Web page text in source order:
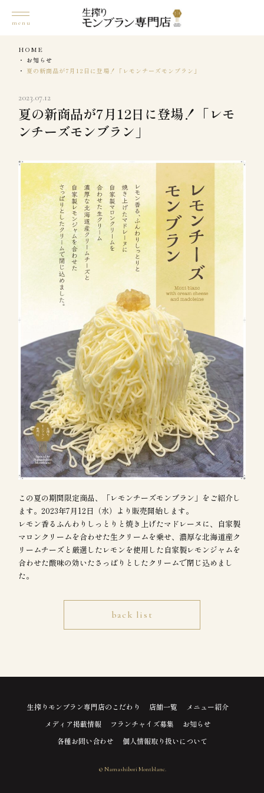
HOME
お知らせ
夏の新商品が7月12日に登場！「レモンチーズモンブラン」
2023.07.12
夏の新商品が7月12日に登場！「レモ
ンチーズモンブラン」
この夏の期間限定商品、「レモンチーズモンブラン」をご紹介し
ます。2023年7月12日（水）より販売開始します。
レモン香るふんわりしっとりと焼き上げたマドレーヌに、自家製
マロンクリームを合わせた生クリームを乗せ、濃厚な北海道産ク
リームチーズと厳選したレモンを使用した自家製レモンジャムを
合わせた酸味の効いたさっぱりとしたクリームで閉じ込めまし
た。
back list
生搾りモンブラン専門店のこだわり 店舗一覧
メニュー紹介
メディア掲載情報
フランチャイズ募集
お知らせ
各種お問い合わせ
個人情報取り扱いについて
© Namashibori Montblanc.